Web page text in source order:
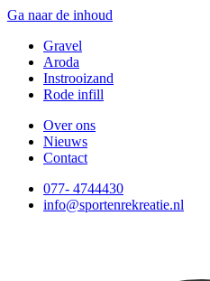
Ga naar de inhoud
Gravel
Aroda
Instrooizand
Rode infill
Over ons
Nieuws
Contact
077- 4744430
info@sportenrekreatie.nl